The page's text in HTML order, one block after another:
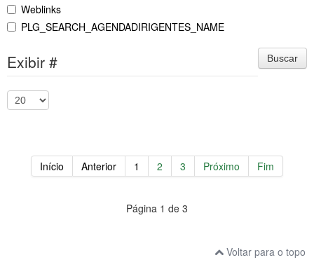
Weblinks
PLG_SEARCH_AGENDADIRIGENTES_NAME
Buscar
Exibir #
Início Anterior 1 2 3 Próximo Fim
Página 1 de 3
Voltar para o topo